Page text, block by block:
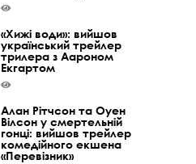
«Хижі води»: вийшов
український трейлер
трилера з Аароном
Екгартом
Алан Рітчсон та Оуен
Вілсон у смертельній
гонці: вийшов трейлер
комедійного екшена
«Перевізник»